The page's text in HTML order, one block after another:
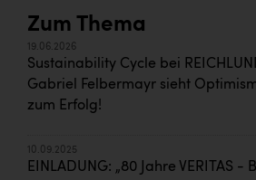
Zum Thema
19.06.2026
Sustainability Cycle bei
Gabriel Felbermayr sieht
zum Erfolg!
10.09.2025
EINLADUNG: „80 Jahre VERITAS -